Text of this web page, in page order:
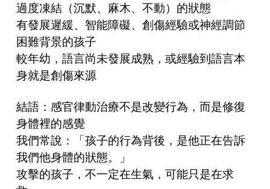
過度凍結（沉默、麻木、不動）的狀態
有發展遲緩、智能障礙、創傷經驗或神經調節
困難背景的孩子
較年幼，語言尚未發展成熟，或經驗到語言本
身就是創傷來源
結語：感官律動治療不是改變行為，而是修復
身體裡的感覺
我們常說：「孩子的行為背後，是他正在告訴
我們他身體的狀態。」
攻擊的孩子，不一定在生氣，可能只是在求